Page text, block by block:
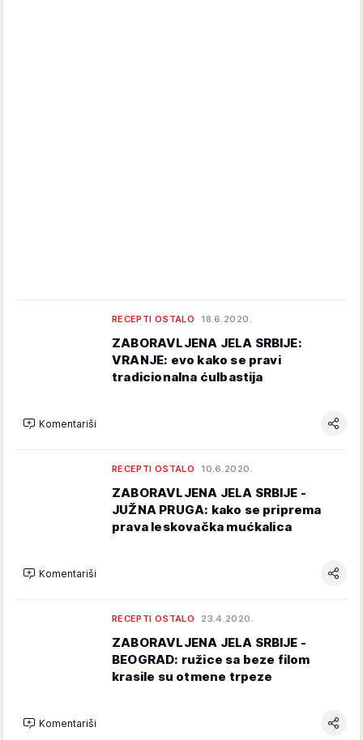
RECEPTI OSTALO 18.6.2020.
ZABORAVLJENA JELA SRBIJE:
VRANJE: evo kako se pravi
tradicionalna ćulbastija
Komentariši
RECEPTI OSTALO 10.6.2020.
ZABORAVLJENA JELA SRBIJE -
JUŽNA PRUGA: kako se priprema
prava leskovačka mućkalica
Komentariši
RECEPTI OSTALO 23.4.2020.
ZABORAVLJENA JELA SRBIJE -
BEOGRAD: ružice sa beze filom
krasile su otmene trpeze
Komentariši